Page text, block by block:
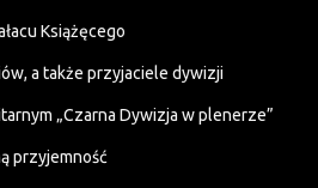
Książęcego
a także przyjaciele dywizji
„Czarna Dywizja w plenerze”
przyjemność